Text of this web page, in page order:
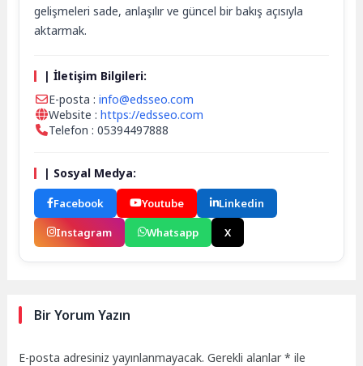
gelişmeleri sade, anlaşılır ve güncel bir bakış açısıyla
aktarmak.
| İletişim Bilgileri:
E-posta :info@edsseo.com
Website :https://edsseo.com
Telefon : 05394497888
| Sosyal Medya:
Facebook Youtube
Linkedin
Instagram
Whatsapp X
Bir Yorum Yazın
E-posta adresiniz yayınlanmayacak. Gerekli alanlar* ile